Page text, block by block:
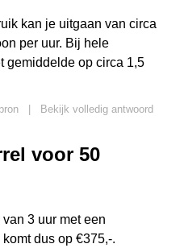
kan je uitgaan van circa
per uur. Bij hele
gemiddelde op circa 1,5
Bekijk volledig antwoord
voor 50
3 uur met een
dus op €375,-.